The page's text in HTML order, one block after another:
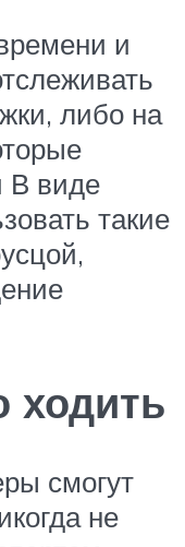
и
либо на
В виде
такие
ходить
смогут
не